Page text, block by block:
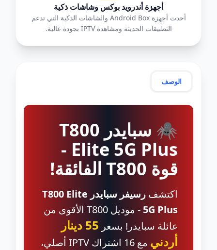
أجهزة أندرويد بوكس وشاشات ذكية
أحدث أجهزة Android Box والشاشات الذكية التي تدعم
التطبيقات الحديثة ومشاهدة IPTV بجودة عالية.
الوصف
🕷️ سبايدر T800
Elite 5G Plus -
قوة T800 الفائقة!
اكتشف
رسيفر سبايدر T800 Elite
5G Plus
- موديل T800 الأقوى من
عائلة سبايدر! بسعر
55 دينار
أردني
مع 16 اشتراك IPTV أصلي،